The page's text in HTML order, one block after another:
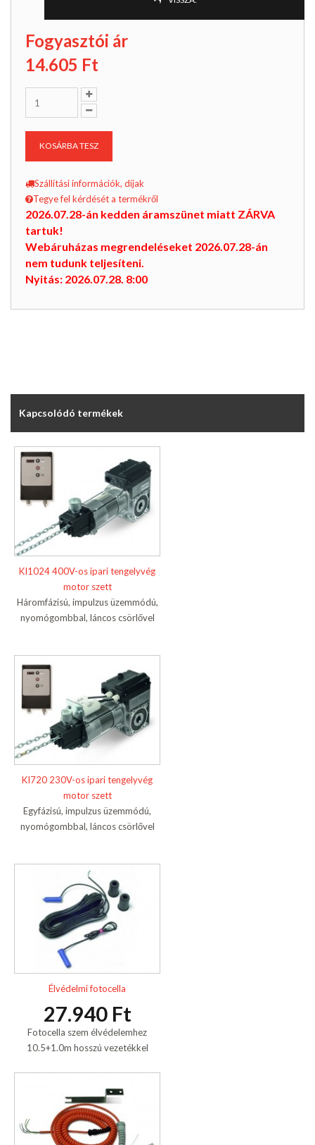
Fogyasztói ár
14.605 Ft
KOSÁRBA TESZ
Szállítási információk, díjak
Tegye fel kérdését a termékről
2026.07.28-án kedden áramszünet miatt ZÁRVA
tartuk!
Webáruházas megrendeléseket 2026.07.28-án
nem tudunk teljesíteni.
Nyitás: 2026.07.28. 8:00
Kapcsolódó termékek
KI1024 400V-os ipari tengelyvég
motor szett
Háromfázisú, impulzus üzemmódú,
nyomógombbal, láncos csörlővel
KI720 230V-os ipari tengelyvég
motor szett
Egyfázisú, impulzus üzemmódú,
nyomógombbal, láncos csörlővel
Élvédelmi fotocella
27.940 Ft
Fotocella szem élvédelemhez
10.5+1.0m hosszú vezetékkel